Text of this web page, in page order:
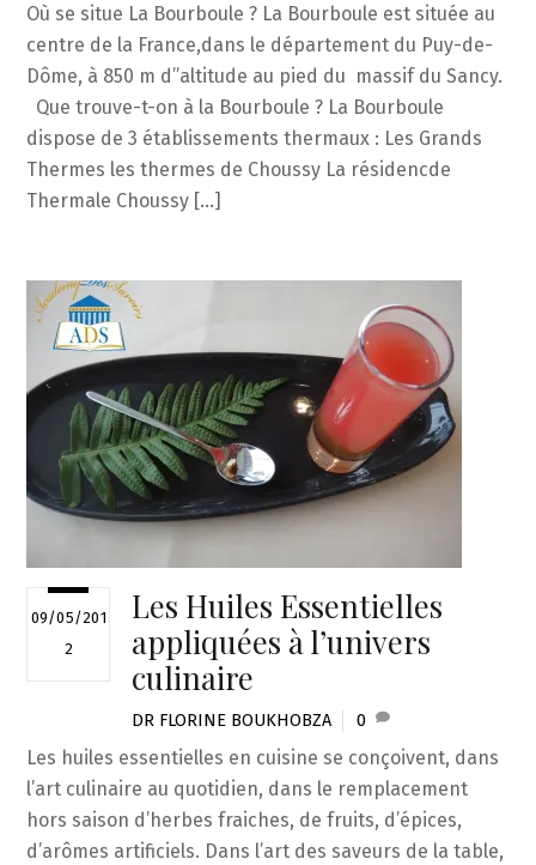
Où se situe La Bourboule ? La Bourboule est située au
centre de la France,dans le département du Puy-de-
Dôme, à 850 m d”altitude au pied du massif du Sancy.
Que trouve-t-on à la Bourboule ? La Bourboule
dispose de 3 établissements thermaux : Les Grands
Thermes les thermes de Choussy La résidencde
Thermale Choussy […]
09/05/201
2
Les Huiles Essentielles
appliquées à l’univers
culinaire
DR FLORINE BOUKHOBZA 0
Les huiles essentielles en cuisine se conçoivent, dans
l’art culinaire au quotidien, dans le remplacement
hors saison d’herbes fraiches, de fruits, d’épices,
d’arômes artificiels. Dans l’art des saveurs de la table,